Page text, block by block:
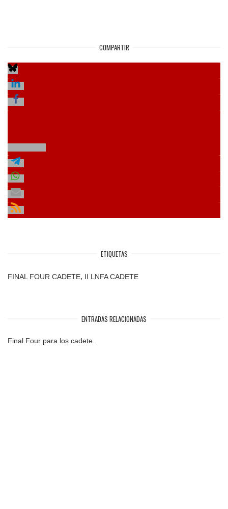
COMPARTIR
ETIQUETAS
FINAL FOUR CADETE, II LNFA CADETE
ENTRADAS RELACIONADAS
Final Four para los cadete.